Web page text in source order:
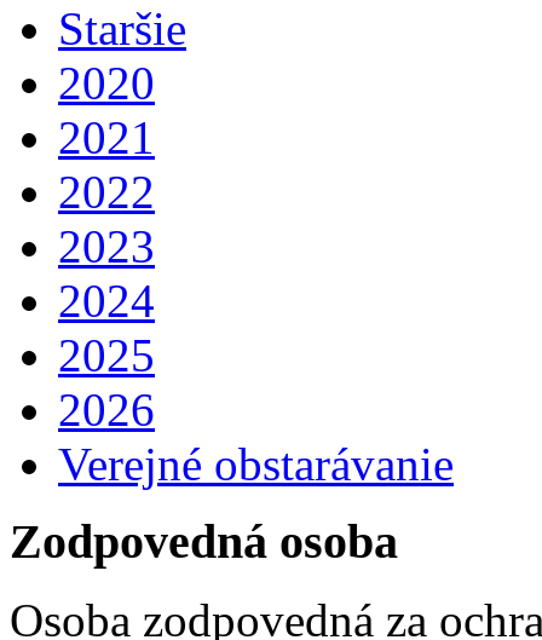
Staršie
2020
2021
2022
2023
2024
2025
2026
Verejné obstarávanie
Zodpovedná osoba
Osoba zodpovedná za